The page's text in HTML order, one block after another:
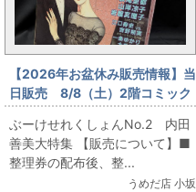
【2026年お盆休み販売情報】当
日販売 8/8（土）2階コミック
フロア ぶーけせれくしょん
No.2 内田善美大特集
ぶーけせれくしょんNo.2 内田
善美大特集 【販売について】■
整理券の配布後、整...
うめだ店 小坂